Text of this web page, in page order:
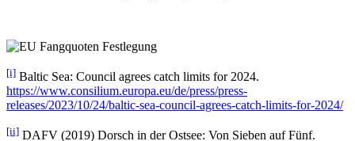
[i] Baltic Sea: Council agrees catch limits for 2024.
https://www.consilium.europa.eu/de/press/press-
releases/2023/10/24/baltic-sea-council-agrees-catch-limits-for-2024/
[ii] DAFV (2019) Dorsch in der Ostsee: Von Sieben auf Fünf.